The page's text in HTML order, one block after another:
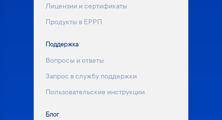
Лицензии и сертификаты
Продукты в ЕРРП
Поддержка
Вопросы и ответы
Запрос в службу поддержки
Пользовательские инструкции
Блог